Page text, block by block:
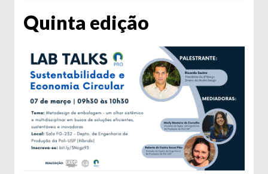
Quinta edição